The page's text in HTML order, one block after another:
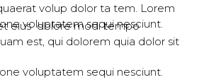
volup dolor ta tem. Lorem
eius dolore modi tempo
voluptatem sequi nesciunt.
est, qui dolorem quia dolor sit
voluptatem sequi nesciunt.